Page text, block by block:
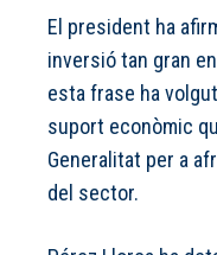
El president ha
inversió tan gran
esta frase ha
suport econòmic
Generalitat per a
del sector.